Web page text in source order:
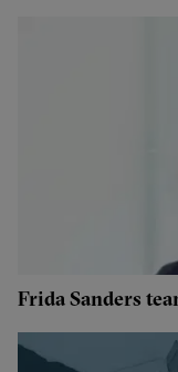
Frida Sanders